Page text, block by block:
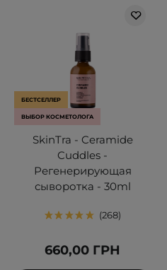
БЕСТСЕЛЛЕР
ВЫБОР КОСМЕТОЛОГА
SkinTra - Ceramide
Cuddles -
Регенерирующая
сыворотка - 30ml
268
660,00 ГРН